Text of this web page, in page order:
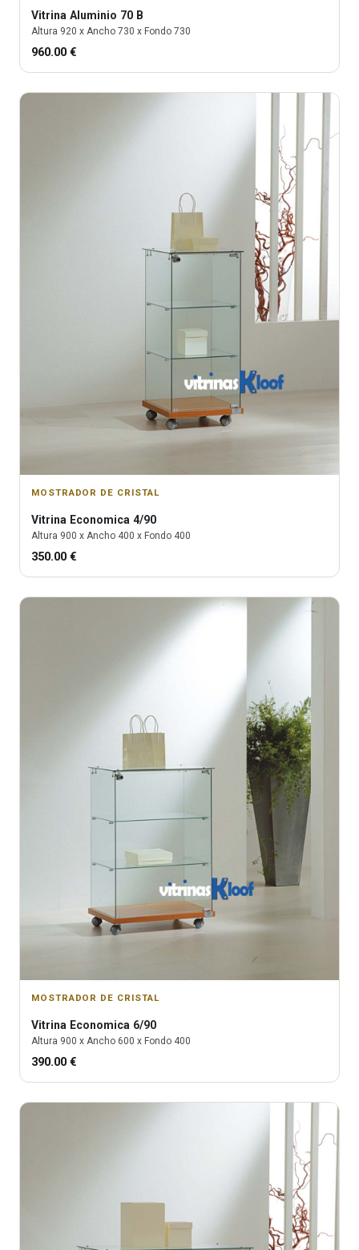
Vitrina Aluminio 70 B
Altura 920 x Ancho 730 x Fondo 730
960.00 €
MOSTRADOR DE CRISTAL
Vitrina Economica 4/90
Altura 900 x Ancho 400 x Fondo 400
350.00 €
MOSTRADOR DE CRISTAL
Vitrina Economica 6/90
Altura 900 x Ancho 600 x Fondo 400
390.00 €